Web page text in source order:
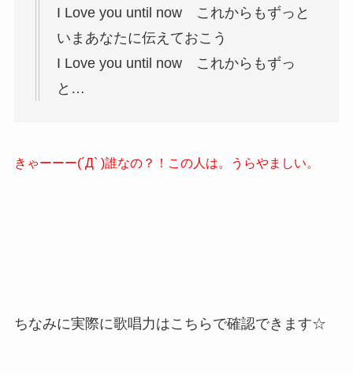
I Love you until now これからもずっと
いまあなたに伝えておこう
I Love you until now これからもずっ
と…
きゃーーー(´Д` )誰なの？！この人は。うらやましい。
ちなみに実際に歌唱力はこちらで確認できます☆